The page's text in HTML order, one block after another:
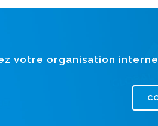
votre organisation